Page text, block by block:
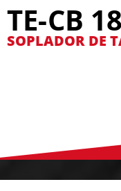
TE-CB
SOPLADOR DE